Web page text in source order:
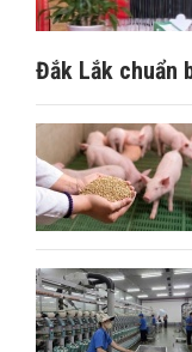
Đắk Lắk chuẩn